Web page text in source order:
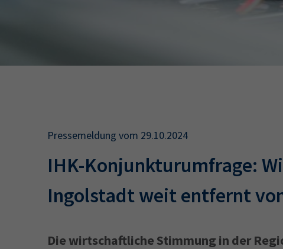
Pressemeldung vom 29.10.2024
IHK-Konjunkturumfrage:
Ingolstadt weit entfernt
Die wirtschaftliche Stimmung in der